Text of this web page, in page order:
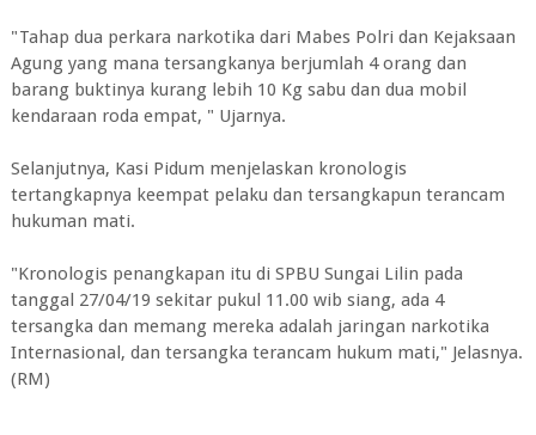
"Tahap dua perkara narkotika dari Mabes Polri dan Kejaksaan
Agung yang mana tersangkanya berjumlah 4 orang dan
barang buktinya kurang lebih 10 Kg sabu dan dua mobil
kendaraan roda empat, " Ujarnya.
Selanjutnya, Kasi Pidum menjelaskan kronologis
tertangkapnya keempat pelaku dan tersangkapun terancam
hukuman mati.
"Kronologis penangkapan itu di SPBU Sungai Lilin pada
tanggal 27/04/19 sekitar pukul 11.00 wib siang, ada 4
tersangka dan memang mereka adalah jaringan narkotika
Internasional, dan tersangka terancam hukum mati," Jelasnya.
(RM)